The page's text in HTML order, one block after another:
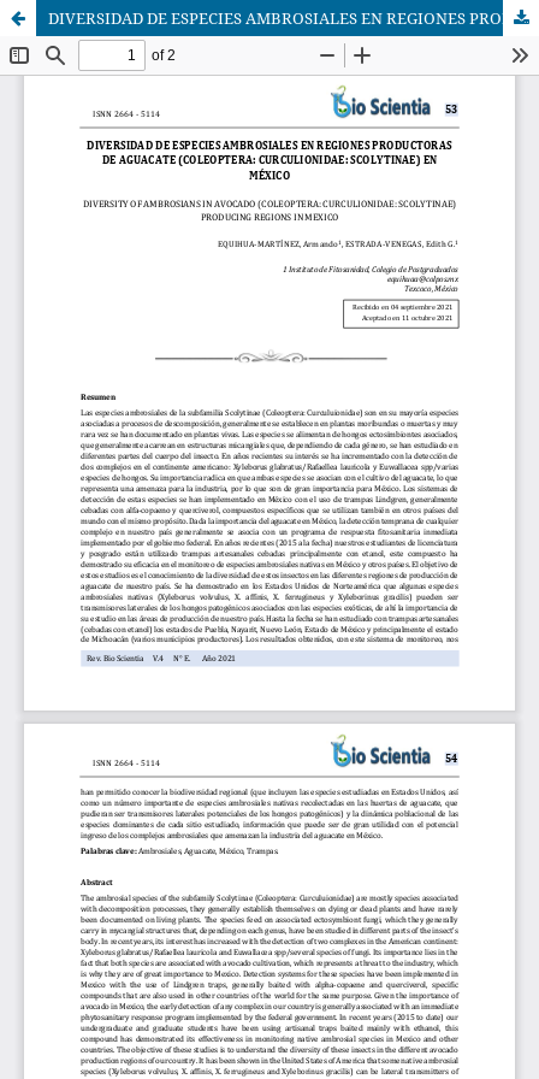
DIVERSIDAD DE ESPECIES AMBROSIALES EN REGIONES PRODUCTORAS DE AGUACATE (COLEOPTERA: CURCULIONIDAE: SCOLYTINAE) EN MÉXICO